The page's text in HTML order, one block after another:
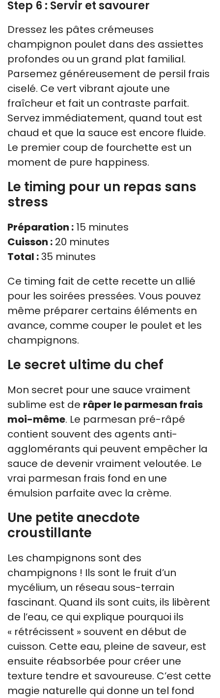
Step 6 : Servir et savourer
Dressez les pâtes crémeuses
champignon poulet dans des assiettes
profondes ou un grand plat familial.
Parsemez généreusement de persil frais
ciselé. Ce vert vibrant ajoute une
fraîcheur et fait un contraste parfait.
Servez immédiatement, quand tout est
chaud et que la sauce est encore fluide.
Le premier coup de fourchette est un
moment de pure happiness.
Le timing pour un repas sans
stress
Préparation : 15 minutes
Cuisson : 20 minutes
Total :35 minutes
Ce timing fait de cette recette un allié
pour les soirées pressées. Vous pouvez
même préparer certains éléments en
avance, comme couper le poulet et les
champignons.
Le secret ultime du chef
Mon secret pour une sauce vraiment
sublime est de râper le parmesan frais
moi-même. Le parmesan pré-râpé
contient souvent des agents anti-
agglomérants qui peuvent empêcher la
sauce de devenir vraiment veloutée. Le
vrai parmesan frais fond en une
émulsion parfaite avec la crème.
Une petite anecdote
croustillante
Les champignons sont des
champignons ! Ils sont le fruit d’un
mycélium, un réseau sous-terrain
fascinant. Quand ils sont cuits, ils libèrent
de l’eau, ce qui explique pourquoi ils
« rétrécissent » souvent en début de
cuisson. Cette eau, pleine de saveur, est
ensuite réabsorbée pour créer une
texture tendre et savoureuse. C’est cette
magie naturelle qui donne un tel fond